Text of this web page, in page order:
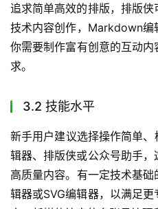
追求简单高效的排版，排版
技术内容创作，Markdown编
你需要制作富有创意的互动
求。
3.2 技能水平
新手用户建议选择操作简单
辑器、排版侠或公众号助手
高质量内容。有一定技术基
辑器或SVG编辑器，以满足